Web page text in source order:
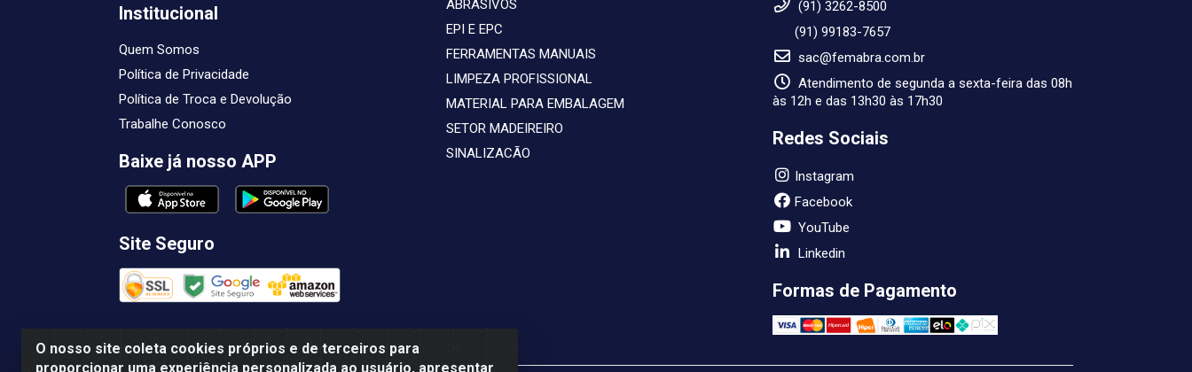
O nosso site coleta cookies próprios e de terceiros para
proporcionar uma experiência personalizada ao usuário, apresentar
Institucional
Quem Somos
Política de Privacidade
Política de Troca e Devolução
Trabalhe Conosco
Baixe já nosso APP
Site Seguro
ABRASIVOS
EPI E EPC
FERRAMENTAS MANUAIS
LIMPEZA PROFISSIONAL
MATERIAL PARA EMBALAGEM
SETOR MADEIREIRO
SINALIZACÃO
(91) 3262-8500
(91) 99183-7657
sac@femabra.com.br
Atendimento de segunda a sexta-feira das 08h
às 12h e das 13h30 às 17h30
Redes Sociais
Instagram
Facebook
YouTube
Linkedin
Formas de Pagamento